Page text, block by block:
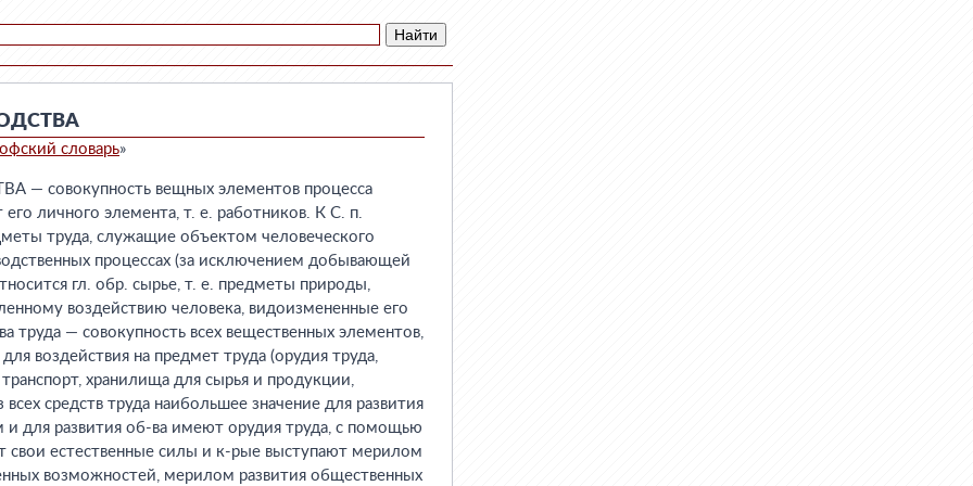
словарь»
совокупность вещных элементов процесса
личного элемента, т. е. работников. К С. п.
труда, служащие объектом человеческого
процессах (за исключением добывающей
гл. обр. сырье, т. е. предметы природы,
воздействию человека, видоизмененные его
труда — совокупность всех вещественных элементов,
воздействия на предмет труда (орудия труда,
хранилища для сырья и продукции,
средств труда наибольшее значение для развития
и для развития об-ва имеют орудия труда, с помощью
свои естественные силы и к-рые выступают мерилом
возможностей, мерилом развития общественных